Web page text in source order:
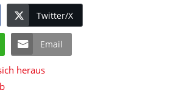
Twitter/X
Email
heraus